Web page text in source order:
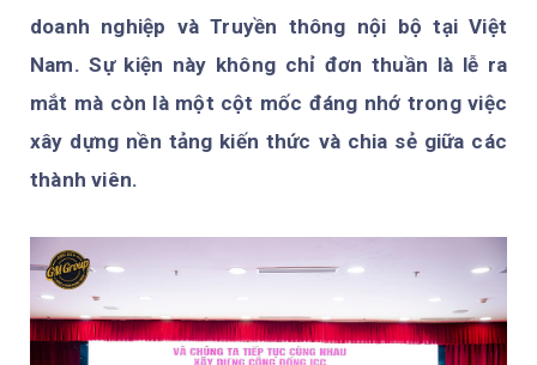
doanh nghiệp và Truyền thông nội bộ tại Việt
Nam. Sự kiện này không chỉ đơn thuần là lễ ra
mắt mà còn là một cột mốc đáng nhớ trong việc
xây dựng nền tảng kiến thức và chia sẻ giữa các
thành viên.